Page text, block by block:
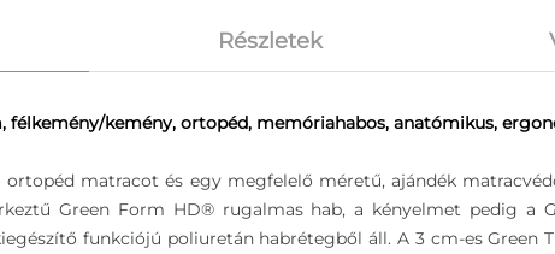
Részletek
félkemény/kemény, ortopéd, memóriahabos, anatómikus,
matracot és egy megfelelő méretű, ajándék
Green Form HD® rugalmas hab, a kényelmet pedig a
funkciójú poliuretán habrétegből áll. A 3 cm-es